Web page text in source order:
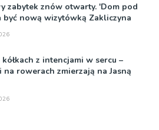
zabytek znów otwarty. 'Dom pod
być nową wizytówką Zakliczyna
z intencjami w sercu –
na rowerach zmierzają na Jasną